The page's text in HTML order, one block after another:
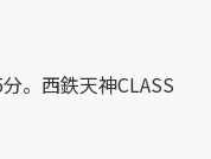
。西鉄天神CLASS